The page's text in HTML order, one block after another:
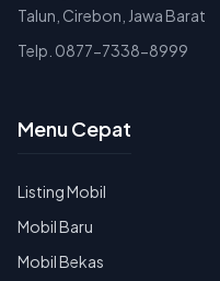
Talun, Cirebon, Jawa Barat
Telp. 0877-7338-8999
Menu Cepat
Listing Mobil
Mobil Baru
Mobil Bekas